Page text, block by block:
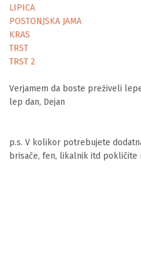
LIPICA
POSTONJSKA JAMA
KRAS
TRST
TRST 2
Verjamem da boste preživeli
lep dan, Dejan
p.s. V kolikor potrebujete
brisače, fen, likalnik itd pokličite